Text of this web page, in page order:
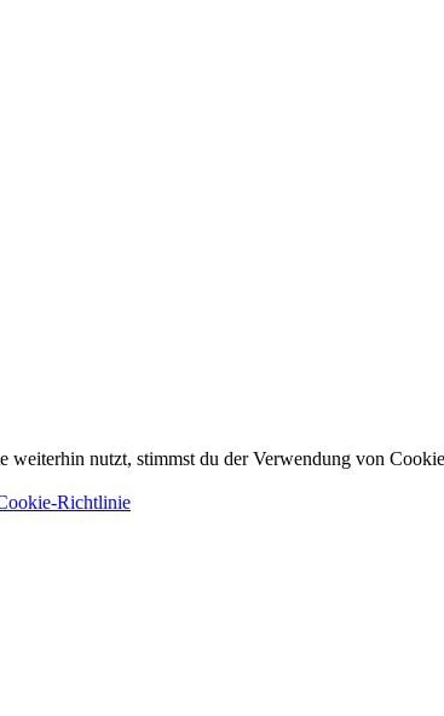
weiterhin nutzt, stimmst du der Verwendung von
Richtlinie